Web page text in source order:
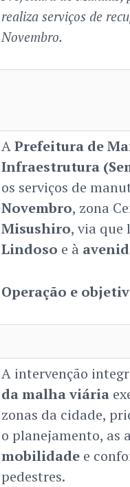
realiza serviços de
Novembro.
APrefeitura de
Infraestrutura
os serviços de
Novembro, zona
Misushiro, via que
Lindoso e à
Operação e
A intervenção
da malha viária
zonas da cidade,
o planejamento, as
mobilidadee
pedestres.